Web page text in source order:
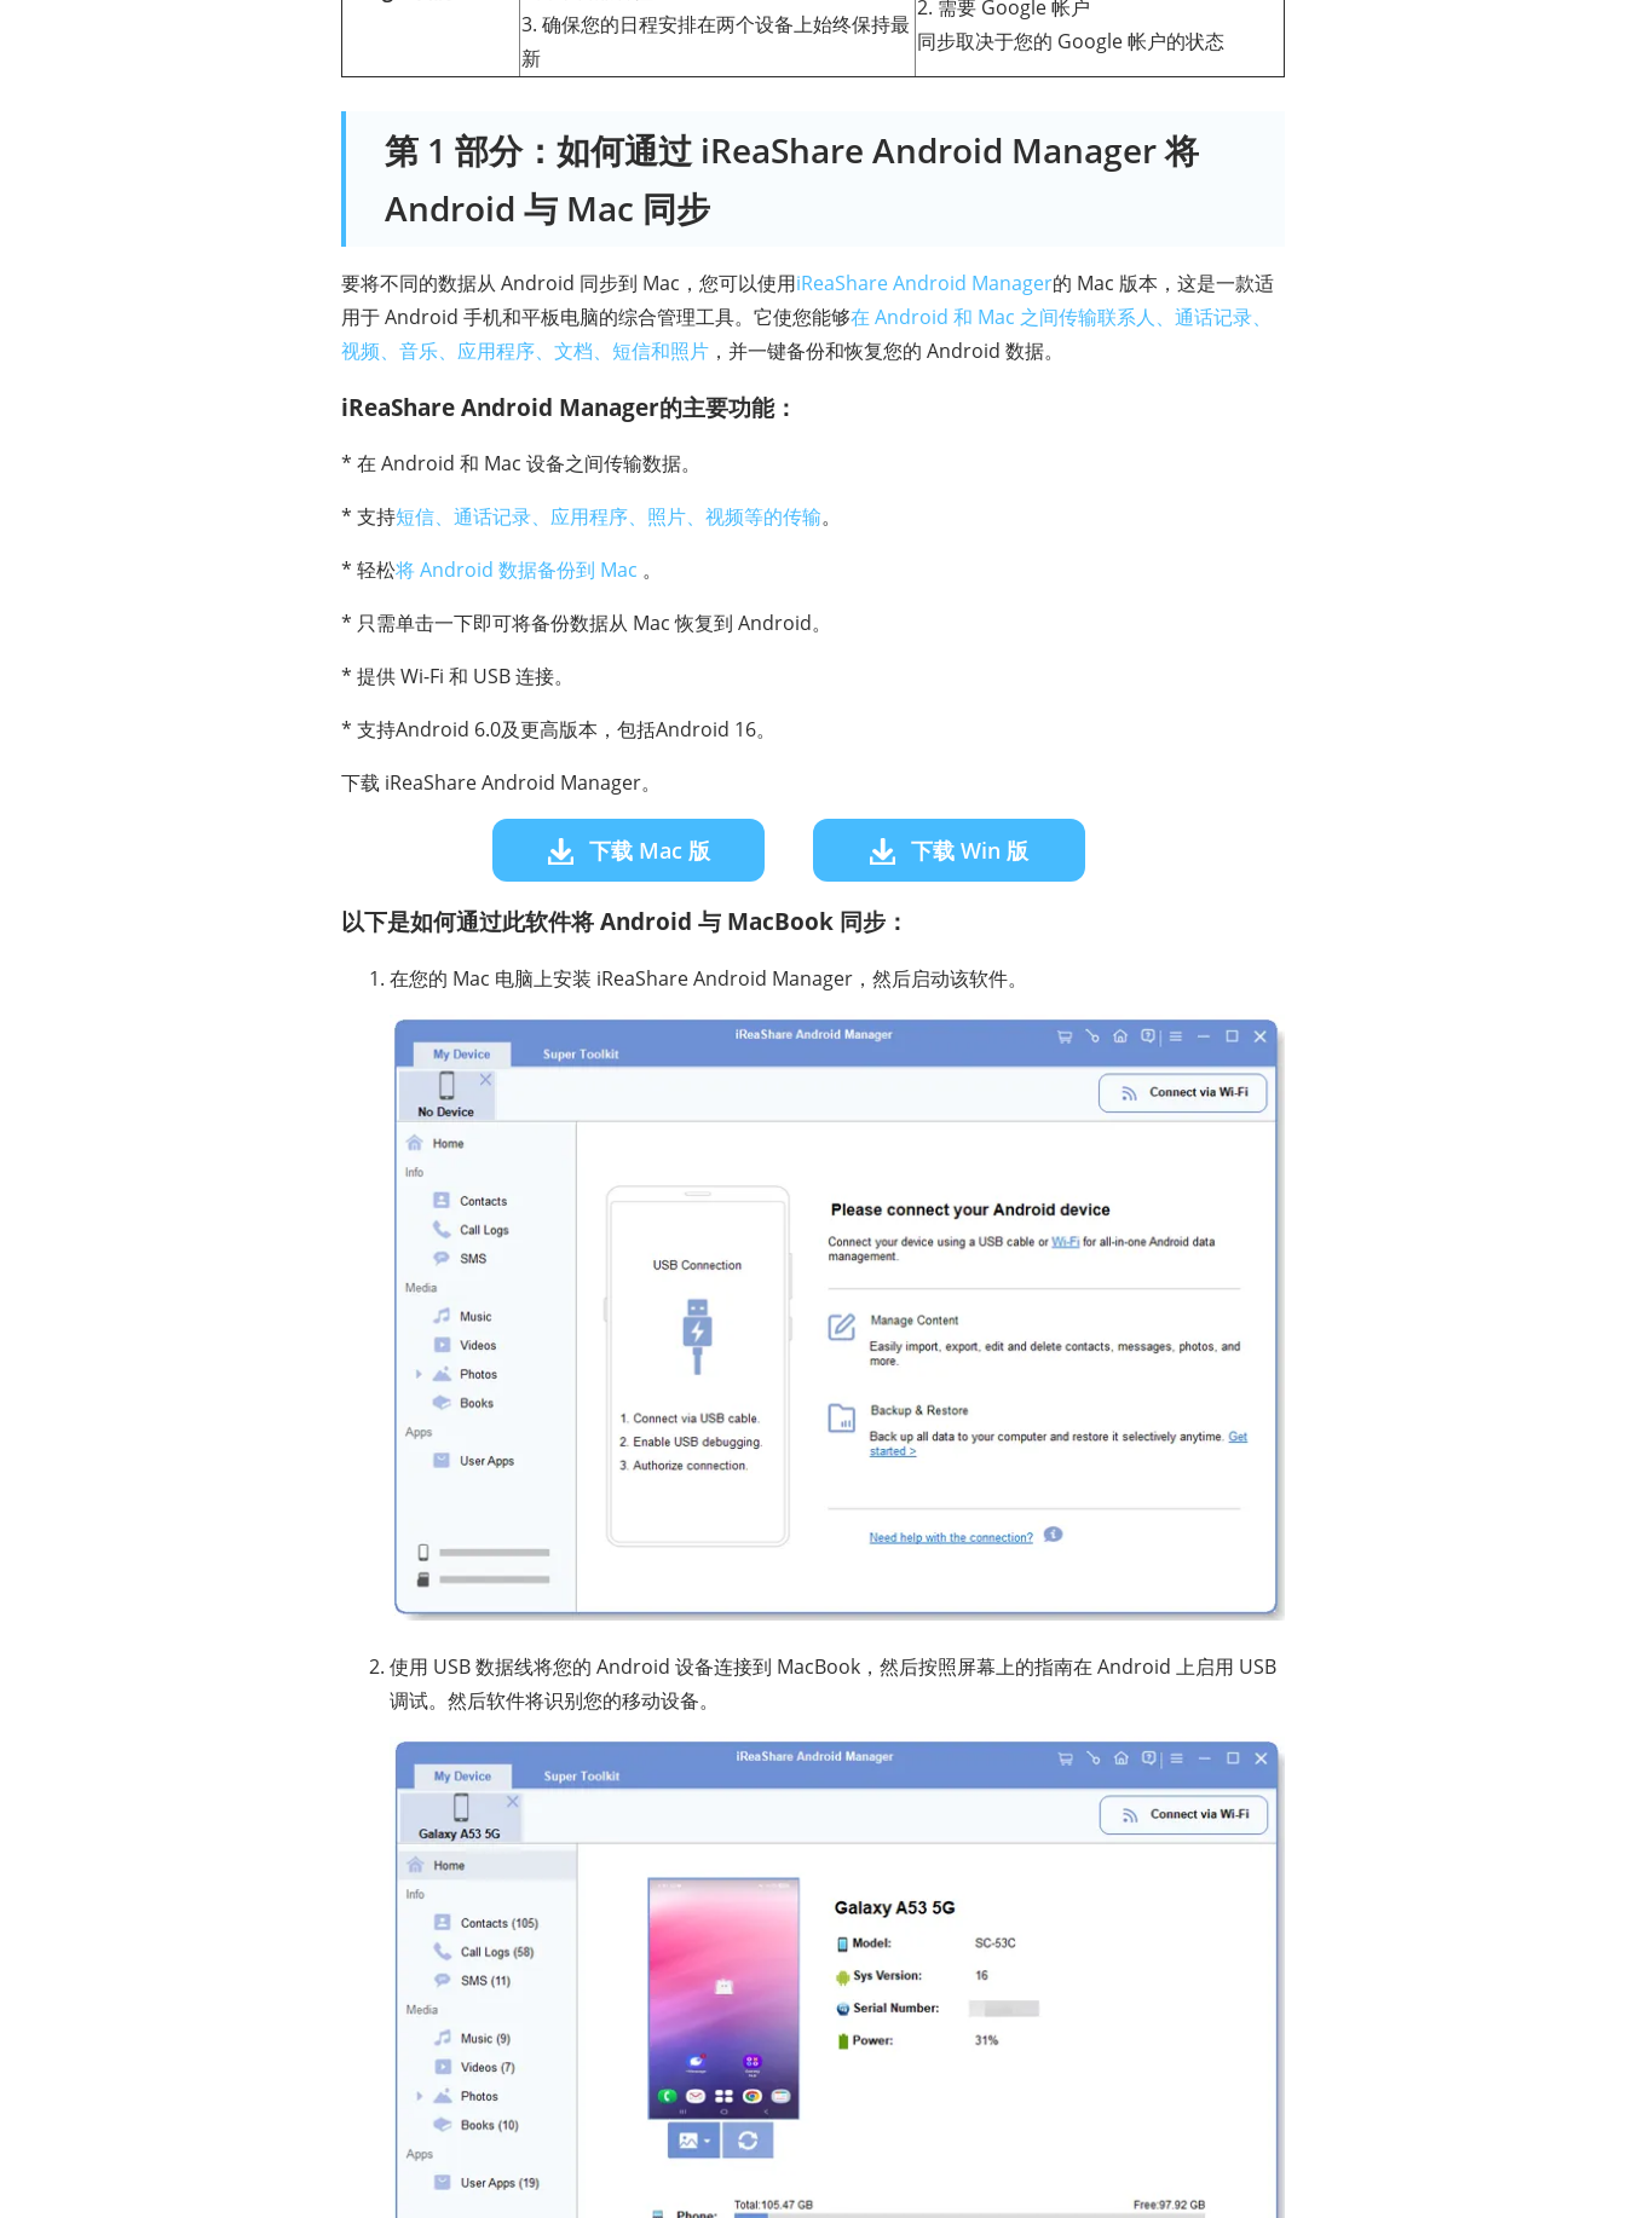
3. 确保您的日程安排在两个设备上始终保持最
新
2. 需要 Google 帐户
同步取决于您的 Google 帐户的状态
第 1 部分：如何通过 iReaShare Android Manager 将
Android 与 Mac 同步
要将不同的数据从 Android 同步到 Mac，您可以使用iReaShare Android Manager的 Mac 版本，这是一款适
用于 Android 手机和平板电脑的综合管理工具。它使您能够在 Android 和 Mac 之间传输联系人、通话记录、
视频、音乐、应用程序、文档、短信和照片 ，并一键备份和恢复您的 Android 数据。
iReaShare Android Manager的主要功能：
* 在 Android 和 Mac 设备之间传输数据。
* 支持短信、通话记录、应用程序、照片、视频等的传输。
* 轻松将 Android 数据备份到 Mac 。
* 只需单击一下即可将备份数据从 Mac 恢复到 Android。
* 提供 Wi-Fi 和 USB 连接。
* 支持Android 6.0及更高版本，包括Android 16。
下载 iReaShare Android Manager。
下载 Mac 版 下载 Win 版
以下是如何通过此软件将 Android 与 MacBook 同步：
在您的 Mac 电脑上安装 iReaShare Android Manager，然后启动该软件。
使用 USB 数据线将您的 Android 设备连接到 MacBook，然后按照屏幕上的指南在 Android 上启用 USB
调试。然后软件将识别您的移动设备。